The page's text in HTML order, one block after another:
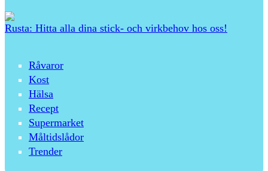
Rusta: Hitta alla dina stick- och virkbehov hos oss!
Råvaror
Kost
Hälsa
Recept
Supermarket
Måltidslådor
Trender